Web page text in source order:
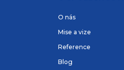
O nás
Mise a vize
Reference
Blog